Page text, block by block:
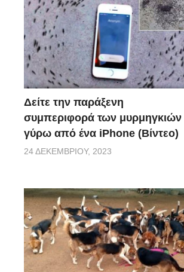
Δείτε την παράξενη
συμπεριφορά των μυρμηγκιών
γύρω από ένα iPhone (Βίντεο)
24 ΔΕΚΕΜΒΡΊΟΥ, 2023